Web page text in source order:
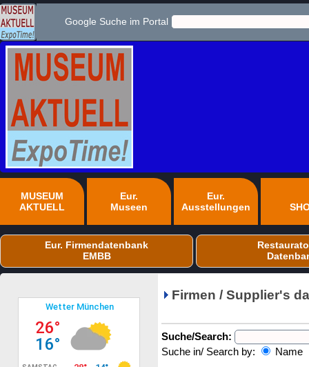
Google Suche im Portal
MUSEUM
AKTUELL
Eur.
Museen
Eur.
Ausstellungen
Eur. Firmendatenbank
EMBB
Firmen / Supplier's
Suche/Search:
Suche in/ Search by:
Name